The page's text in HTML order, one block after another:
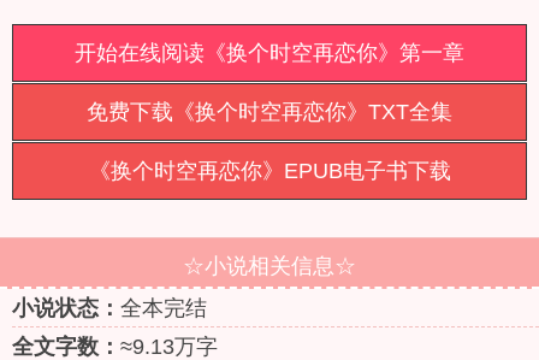
开始在线阅读《换个时空再恋你》第一章
免费下载《换个时空再恋你》TXT全集
《换个时空再恋你》EPUB电子书下载
☆小说相关信息☆
小说状态： 全本完结
全文字数： ≈9.13万字